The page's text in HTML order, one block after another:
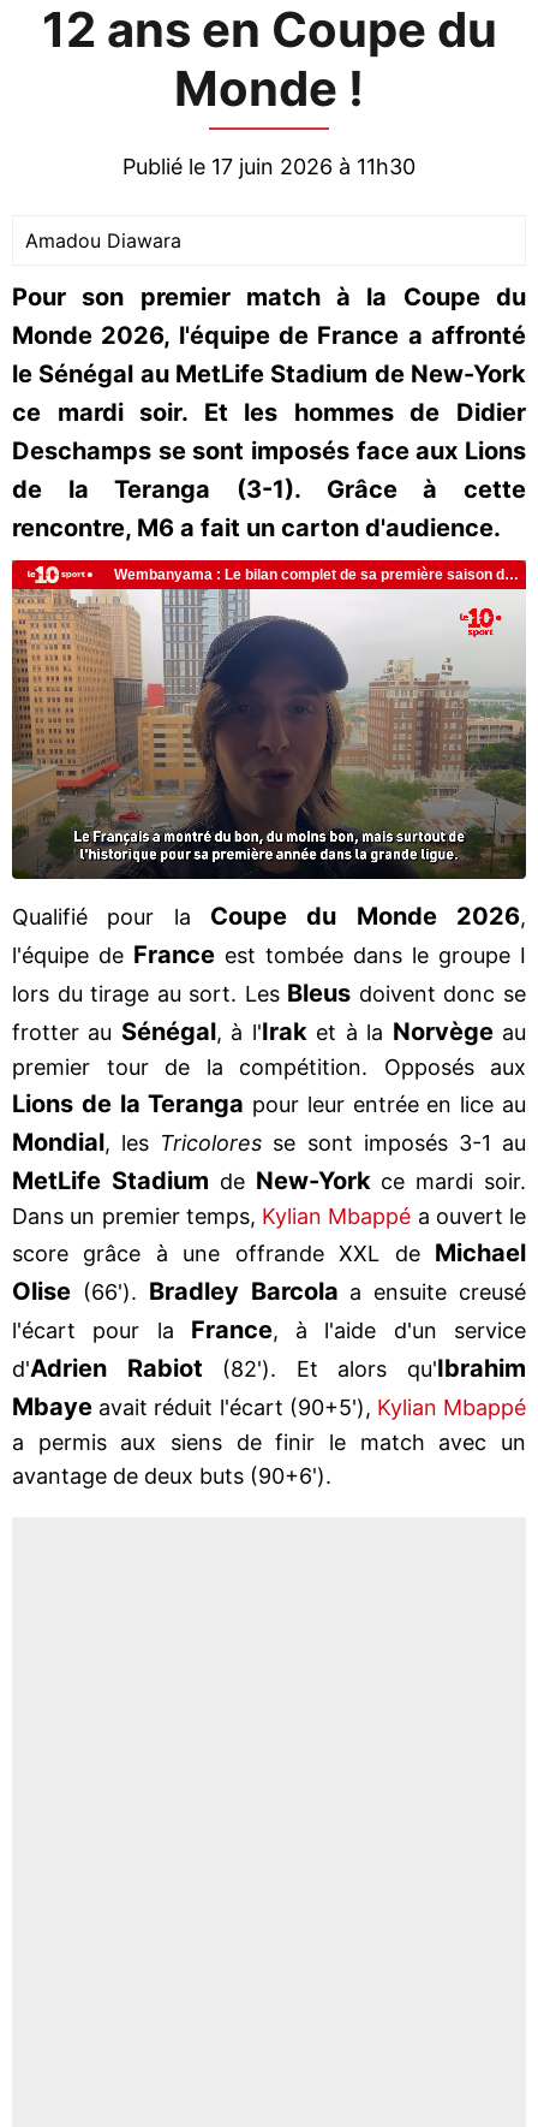
12 ans en Coupe du
Monde !
Publié le 17 juin 2026 à 11h30
Amadou Diawara
Pour son premier match à la Coupe du
Monde 2026, l'équipe de France a affronté
le Sénégal au MetLife Stadium de New-York
ce mardi soir. Et les hommes de Didier
Deschamps se sont imposés face aux Lions
de la Teranga (3-1). Grâce à cette
rencontre, M6 a fait un carton d'audience.
Qualifié pour la Coupe du Monde 2026,
l'équipe de France est tombée dans le groupe I
lors du tirage au sort. Les Bleus doivent donc se
frotter au Sénégal, à l'Irak et à la Norvège au
premier tour de la compétition. Opposés aux
Lions de la Teranga pour leur entrée en lice au
Mondial, les Tricolores se sont imposés 3-1 au
MetLife Stadium de New-York ce mardi soir.
Dans un premier temps, Kylian Mbappé a ouvert le
score grâce à une offrande XXL de Michael
Olise (66'). Bradley Barcola a ensuite creusé
l'écart pour la France, à l'aide d'un service
d'Adrien Rabiot (82'). Et alors qu'Ibrahim
Mbaye avait réduit l'écart (90+5'), Kylian Mbappé
a permis aux siens de finir le match avec un
avantage de deux buts (90+6').